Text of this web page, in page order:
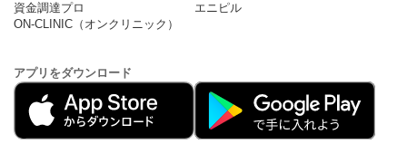
資金調達プロ
エニピル
ON-CLINIC（オンクリニック）
アプリをダウンロード